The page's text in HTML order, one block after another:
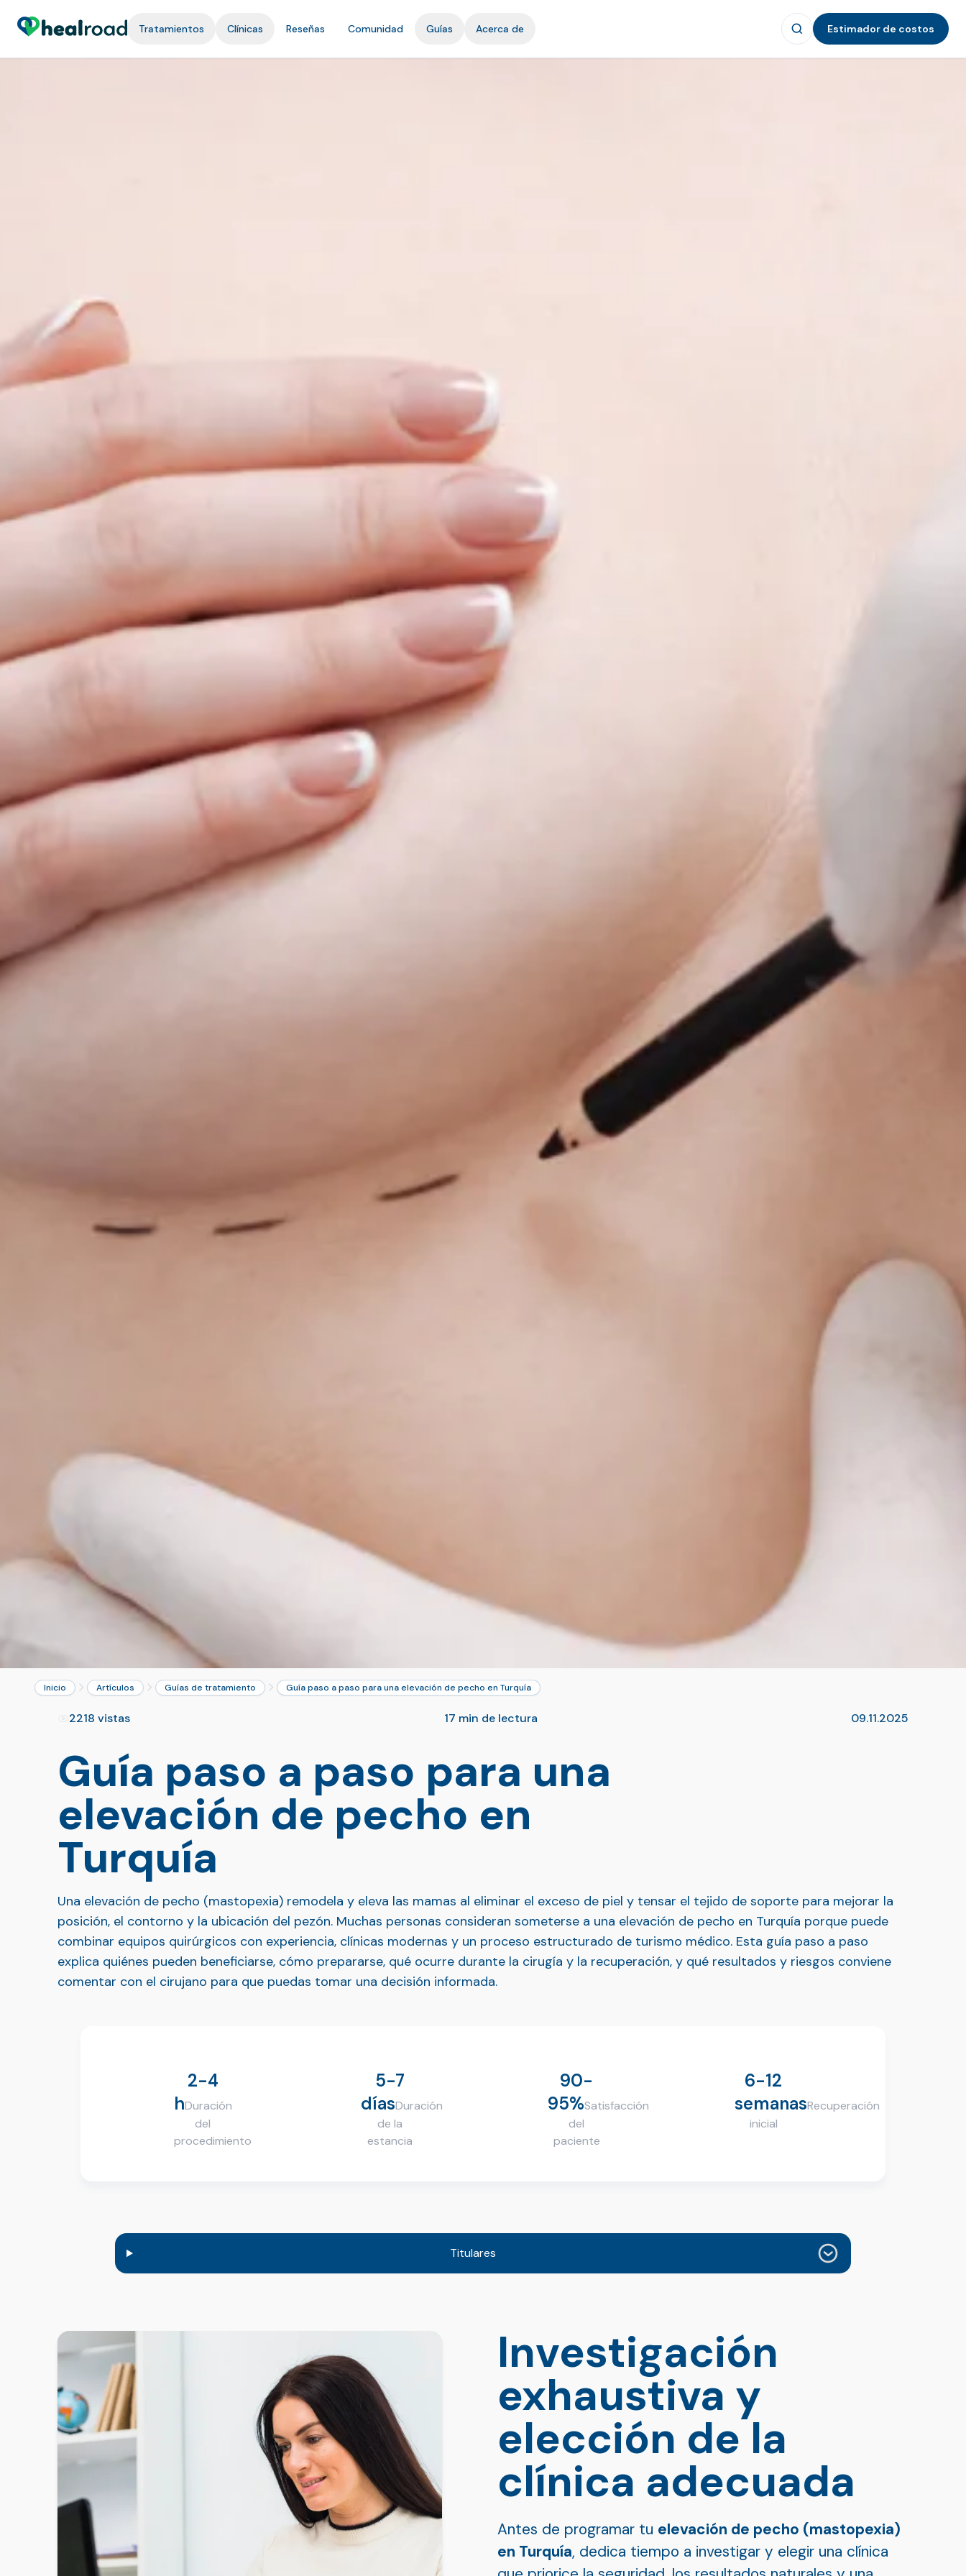
Tratamientos Clínicas Reseñas Comunidad Guías Acerca de Estimador de costos
Inicio Artículos Guías de tratamiento Guía paso a paso para una elevación de pecho en Turquía
2218 vistas 17 min de lectura 09.11.2025
Guía paso a paso para una
elevación de pecho en
Turquía
Una elevación de pecho (mastopexia) remodela y eleva las mamas al eliminar el exceso de piel y tensar el tejido de soporte para mejorar la
posición, el contorno y la ubicación del pezón. Muchas personas consideran someterse a una elevación de pecho en Turquía porque puede
combinar equipos quirúrgicos con experiencia, clínicas modernas y un proceso estructurado de turismo médico. Esta guía paso a paso
explica quiénes pueden beneficiarse, cómo prepararse, qué ocurre durante la cirugía y la recuperación, y qué resultados y riesgos conviene
comentar con el cirujano para que puedas tomar una decisión informada.
2-4
hDuración
del
procedimiento
5-7
díasDuración
de la
estancia
90-
95%Satisfacción
del
paciente
6-12
semanasRecuperación
inicial
Titulares
Investigación
exhaustiva y
elección de la
clínica adecuada
Antes de programar tu elevación de pecho (mastopexia)
en Turquía, dedica tiempo a investigar y elegir una clínica